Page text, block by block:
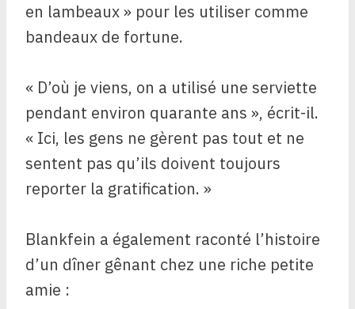
en lambeaux » pour les utiliser comme
bandeaux de fortune.
« D’où je viens, on a utilisé une serviette
pendant environ quarante ans », écrit-il.
« Ici, les gens ne gèrent pas tout et ne
sentent pas qu’ils doivent toujours
reporter la gratification. »
Blankfein a également raconté l’histoire
d’un dîner gênant chez une riche petite
amie :